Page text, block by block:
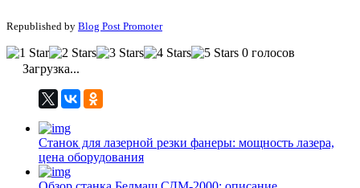
Republished by Blog Post Promoter
0 голосов
Загрузка...
Станок для лазерной резки фанеры: мощность лазера,
цена оборудования